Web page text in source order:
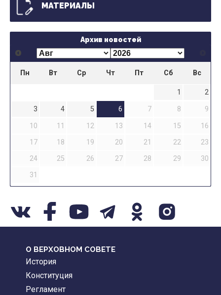
МАТЕРИАЛЫ
Архив новостей
Пн Вт Ср Чт Пт Сб Вс
1
2
3
4 5 6 7 8
9
10
11 12 13 14 15
16
17
18 19 20 21 22
23
24
25 26 27 28 29
30
31
О ВЕРХОВНОМ СОВЕТЕ
История
Конституция
Регламент